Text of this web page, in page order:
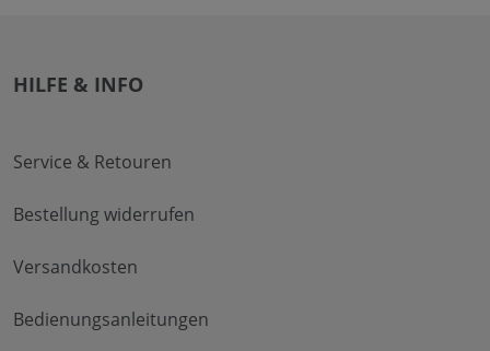
HILFE & INFO
Service & Retouren
Bestellung widerrufen
Versandkosten
Bedienungsanleitungen